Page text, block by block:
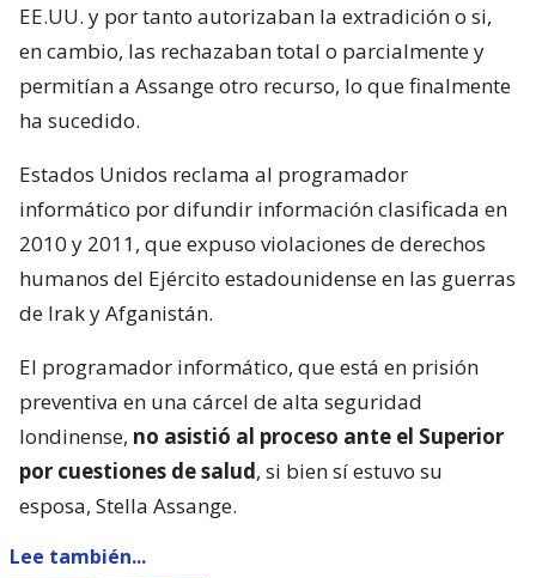
EE.UU. y por tanto autorizaban la extradición o si,
en cambio, las rechazaban total o parcialmente y
permitían a Assange otro recurso, lo que finalmente
ha sucedido.
Estados Unidos reclama al programador
informático por difundir información clasificada en
2010 y 2011, que expuso violaciones de derechos
humanos del Ejército estadounidense en las guerras
de Irak y Afganistán.
El programador informático, que está en prisión
preventiva en una cárcel de alta seguridad
londinense, no asistió al proceso ante el Superior
por cuestiones de salud, si bien sí estuvo su
esposa, Stella Assange.
Lee también...